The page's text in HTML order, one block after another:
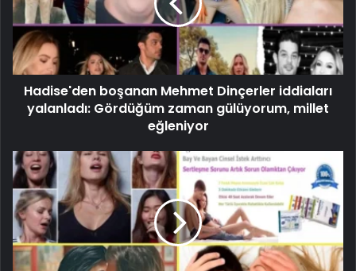
Hadise'den boşanan Mehmet Dinçerler iddiaları
yalanladı: Gördüğüm zaman gülüyorum, millet
eğleniyor